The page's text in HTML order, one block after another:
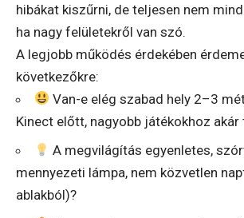
hibákat kiszűrni, de teljesen nem
ha nagy felületekről van szó.
A legjobb működés érdekében
következőkre:
Van-e elég szabad hely 2–3
Kinect előtt, nagyobb játékokhoz akár
A megvilágítás egyenletes,
mennyezeti lámpa, nem közvetlen
ablakból)?